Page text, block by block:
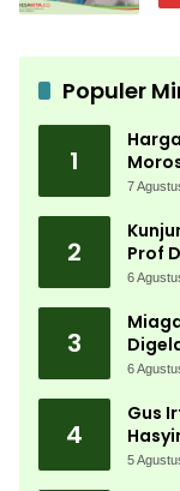
Populer
1
7
2
Prof
6
3
6
4
Gus
5